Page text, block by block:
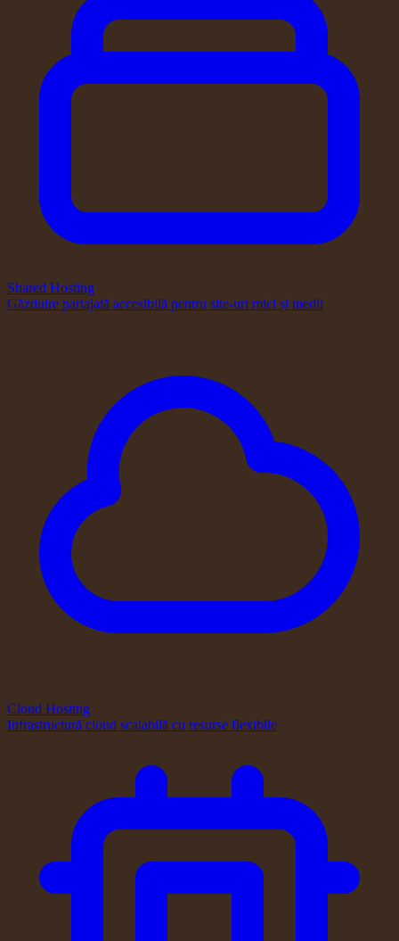
Shared Hosting
Găzduire partajată accesibilă pentru site-uri mici și medii
Cloud Hosting
Infrastructură cloud scalabilă cu resurse flexibile